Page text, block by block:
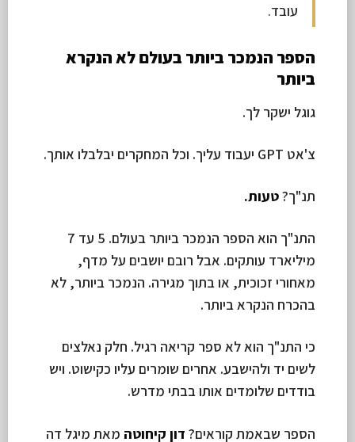
עובד.
הספר הנמכר ביותר בעולם לא הנקרא
ביותר
גוגל ישקר לך.
צ'אט GPT יעבוד עליך. וכל המחקרים יבלבלו אותך.
תנ"ך?טעות.
התנ"ך הוא הספר הנמכר ביותר בעולם. 5 עד 7
מיליארד עותקים. אבל רובם יושבים על מדף,
מאחורי זכוכית, או בתוך מגירה. הנמכר ביותר, לא
בהכרח הנקרא ביותר.
כי התנ"ך הוא לא ספר קריאה רגיל. חלק נאלצים
לשים יד ולהישבע. אחרים שומרים עליו כקישוט. ויש
בודדים שלומדים אותו בבתי מדרש.
הספר שבאמת קוראים? דון קיחוטה מאת מיגל דה